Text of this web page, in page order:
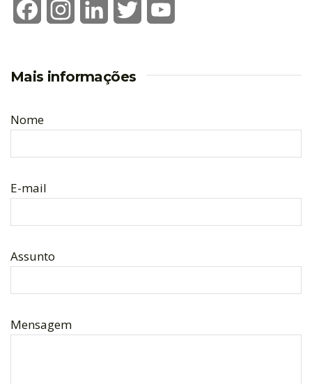
FacebookInstagramLinkedInTwitter
Mais informações
Nome
E-mail
Assunto
Mensagem